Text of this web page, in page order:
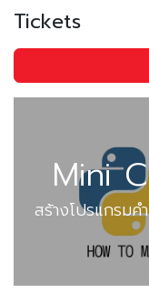
Tickets
Mini
สร้างโปรแกรม